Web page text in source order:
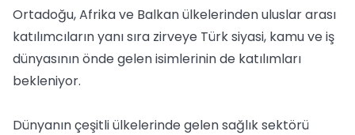
Ortadoğu, Afrika ve Balkan ülkelerinden uluslar arası
katılımcıların yanı sıra zirveye Türk siyasi, kamu ve iş
dünyasının önde gelen isimlerinin de katılımları
bekleniyor.
Dünyanın çeşitli ülkelerinde gelen sağlık sektörü